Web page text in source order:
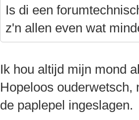
Is di een
z'n allen even wat
Ik hou altijd mijn mond
Hopeloos
de paplepel ingeslagen.